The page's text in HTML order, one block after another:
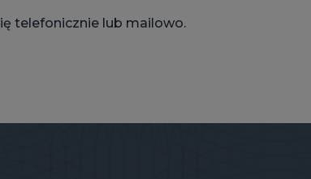
telefonicznie lub mailowo.